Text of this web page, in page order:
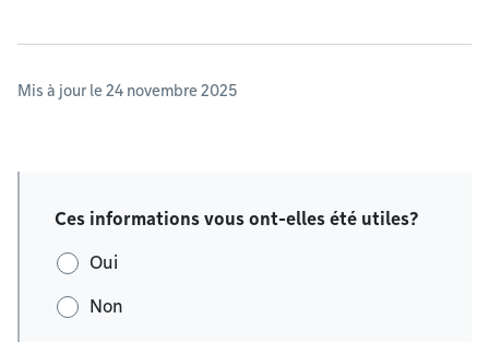
Mis à jour le 24 novembre 2025
Ces informations vous ont-elles été utiles?
Oui
Non